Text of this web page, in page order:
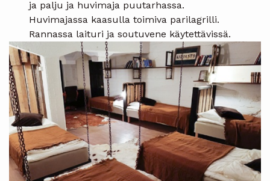
ja palju ja huvimaja puutarhassa.
Huvimajassa kaasulla toimiva parilagrilli.
Rannassa laituri ja soutuvene käytettävissä.